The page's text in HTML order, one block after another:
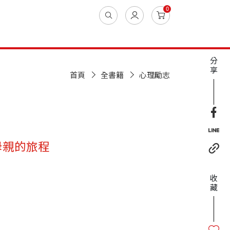
0
首頁 全書籍 心理勵志
的旅程
分
享
收
藏